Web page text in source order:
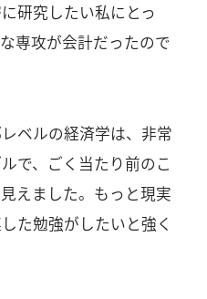
研究したい私にとっ
専攻が会計だったので
ベルの経済学は、非常
で、ごく当たり前のこ
えました。もっと現実
た勉強がしたいと強く